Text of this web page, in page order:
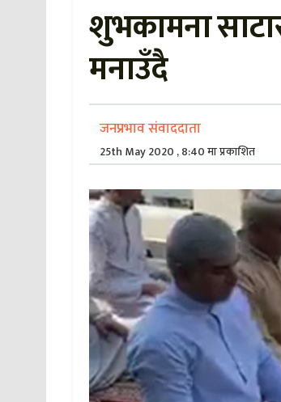
शुभकामना
मनाउँदै
जनप्रभाव संवाददाता
25th May 2020 , 8:40 मा प्रकाशित